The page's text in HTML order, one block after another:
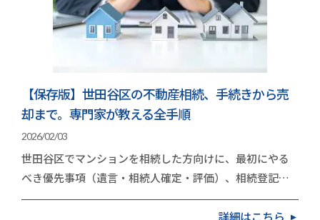
【保存版】世田谷区の不動産相続、手続きから売
却まで。専門家が教える全手順
2026/02/03
世田谷区でマンションを相続した方向けに、最初にやる
べき優先事項（遺言・相続人確定・評価）、相続登記
（2024年4月の義務化）、売却か保有かの判断基準、
詳細はこちら